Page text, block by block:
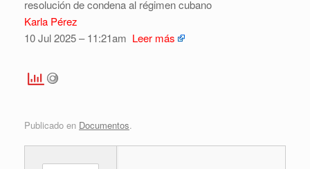
resolución de condena al régimen cubano
Karla Pérez
10 Jul 2025 – 11:21am Leer más
Publicado en Documentos.